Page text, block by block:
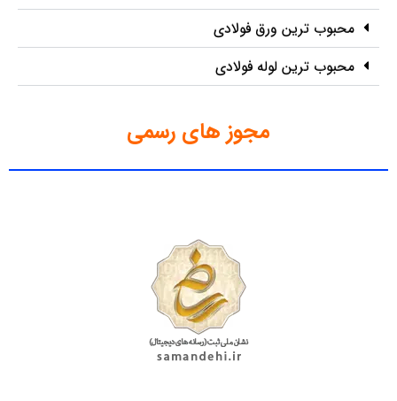
محبوب ترین ورق فولادی
محبوب ترین لوله فولادی
مجوز های رسمی